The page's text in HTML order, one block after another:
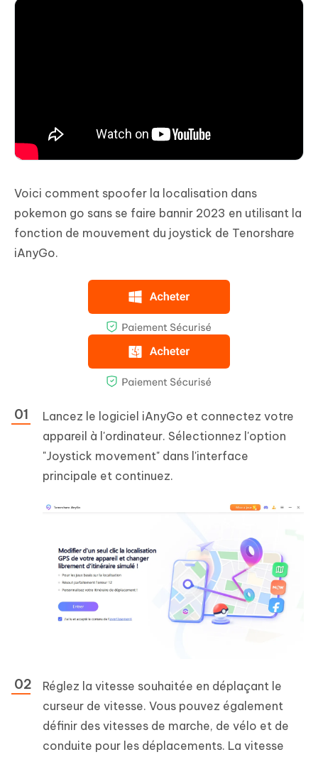
Voici comment spoofer la localisation dans
pokemon go sans se faire bannir 2023 en utilisant la
fonction de mouvement du joystick de Tenorshare
iAnyGo.
Lancez le logiciel iAnyGo et connectez votre
appareil à l'ordinateur. Sélectionnez l'option
"Joystick movement" dans l'interface
principale et continuez.
Réglez la vitesse souhaitée en déplaçant le
curseur de vitesse. Vous pouvez également
définir des vitesses de marche, de vélo et de
conduite pour les déplacements. La vitesse